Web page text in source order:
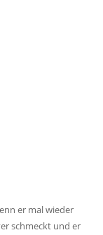
er mal wieder
schmeckt und er